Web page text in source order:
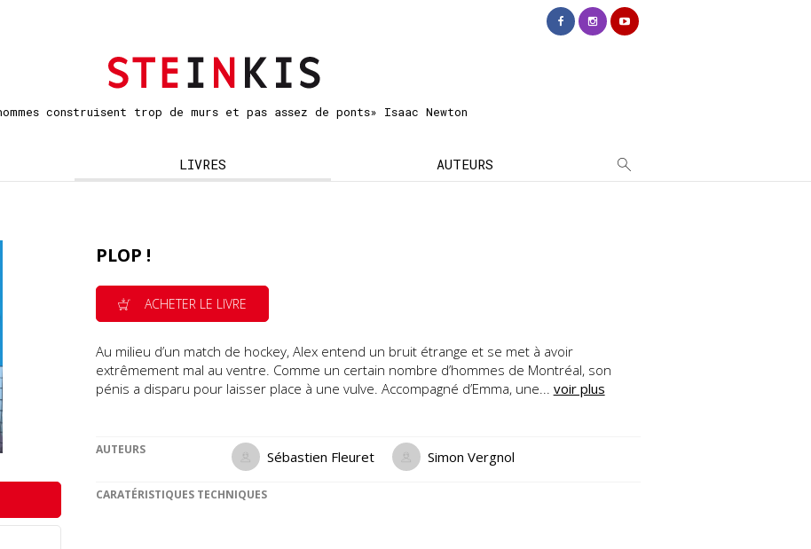
construisent trop de murs et pas assez de ponts» Isaac Newton
LIVRES AUTEURS
PLOP !
ACHETER LE LIVRE
Au milieu d’un match de hockey, Alex entend un bruit étrange et se met à avoir
extrêmement mal au ventre. Comme un certain nombre d’hommes de Montréal, son
pénis a disparu pour laisser place à une vulve. Accompagné d’Emma, une... voir plus
AUTEURS Sébastien Fleuret Simon Vergnol
CARATÉRISTIQUES TECHNIQUES